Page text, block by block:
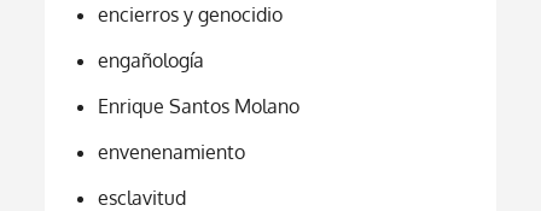
encierros y genocidio
engañología
Enrique Santos Molano
envenenamiento
esclavitud